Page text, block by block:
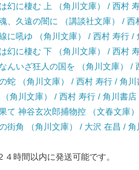
幻に棲む 上 （角川文庫） / 西村
、久遠の闇に （講談社文庫） / 西
に吼ゆ （角川文庫） / 西村 寿行 /
幻に棲む 下 （角川文庫） / 西村
んいざ狂人の国を （角川文庫） /
蛇 （角川文庫） / 西村 寿行 / 角川
角川文庫） / 西村 寿行 / 角川書店
て 神谷玄次郎捕物控 （文春文庫
街角 （角川文庫） / 大沢 在昌 / 角
４時間以内に発送可能です。